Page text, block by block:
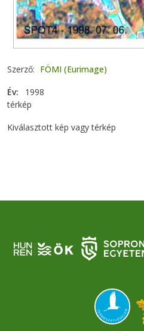
Szerző
FÖMI (Eurimage)
Év
1998
térkép
Kiválasztott kép vagy térkép